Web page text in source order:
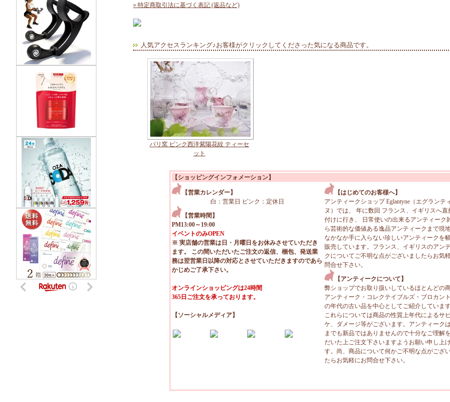
» 特定商取引法に基づく表記 (返品など)
人気アクセスランキング♪お客様がクリックしてくださった気になる商品です。
パリ窯 ピンク西洋紫陽花紋 ティーセ
ット
【ショッピングインフォメーション】
【営業カレンダー】
白：営業日 ピンク：定休日
【営業時間】
PM13:00～19:00
イベントのみOPEN
※ 実店舗の営業は日・月曜日をお休みさせていただき
ます。 この間いただいたご注文の返信、梱包、発送業
務は翌営業日以降の対応とさせていただきますのであら
かじめご了承下さい。
オンラインショッピングは24時間
365日ご注文を承っております。
【ソーシャルメディア】
【はじめてのお客様へ】
アンティークショップ Eglantyne（エグランテ
ヌ）では、 年に数回 フランス、イギリスへ直
付けに行き、 日常使いの出来るアンティーク
ら芸術的な価値ある逸品アンティークまで現
なかなか手に入らない珍しいアンティークを
販売しています。フランス、イギリスのアン
クについてご不明な点がございましたらお気
問合せ下さい。
【アンティークについて】
弊ショップでお取り扱いしているほとんどの
アンティーク・コレクテイブルズ・ブロカン
の年代の古い品を中心としてご紹介しています
これらについては商品の性質上年代によるサ
ケ、ダメージ等がございます。アンティーク
までも新品ではありませんので十分なご理解
だいた上ご注文下さいますようお願い申し上
す。尚、商品について何かご不明な点がござ
たらお気軽にお問合せ下さい。